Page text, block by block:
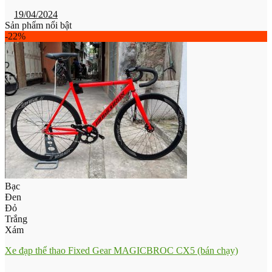
19/04/2024
Sản phẩm nổi bật
-22%
Bạc
Đen
Đỏ
Trắng
Xám
Xe đạp thể thao Fixed Gear MAGICBROC CX5 (bán chạy)